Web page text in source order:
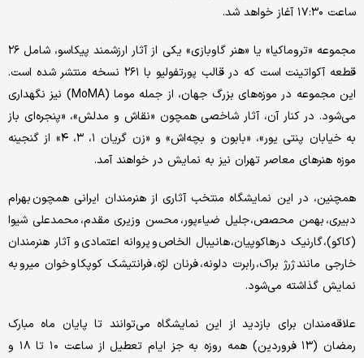
ساعت ۱۷:۳۰ آغاز خواهد شد.
مجموعه «تروماکیا» یا «هنر گاوبازی» یکی از آثار ارزشمند پیکاسو، شامل ۲۶
قطعه آکواتینت است که در قالب پورتفولیو با ۲۶۱ نسخه منتشر شده است.
این مجموعه در موزه‌های بزرگ جهان، از جمله موما (MoMA) نیز نگهداری
می‌شود. در کنار آن، آثار شاخصی همچون «نقاش و مدلش»، «پنجره‌ای باز
به خیابان پنتی یور»، «بابون و بچه‌اش» و «زن گریان ۱، ۳، ۴» از گنجینه
موزه هنرهای معاصر تهران نیز به نمایش در خواهند آمد.
همچنین، در این نمایشگاه منتخب آثاری از هنرمندان ایرانی همچون بهرام
دبیری، بهمن محصص، جلیل ضیاءپور، محسن وزیری مقدم، محمدعلی شیوا
(کاکو)، گارنیک درهاکوپیان، هانیبال الخاص و پروانه اعتمادی و آثار هنرمندان
خارجی مانند ژرژ براک، رابرت دلونه، فرنان لژه، فرانتیشک کوپکا و خوان میرو به
نمایش گذاشته می‌شود.
علاقه‌مندان برای بازدید از این نمایشگاه می‌توانند تا پایان ماه مبارک
رمضان (۱۳ فروردین) همه‌ روزه به‌ جز ایام تعطیل از ساعت ۱۰ تا ۱۸ و